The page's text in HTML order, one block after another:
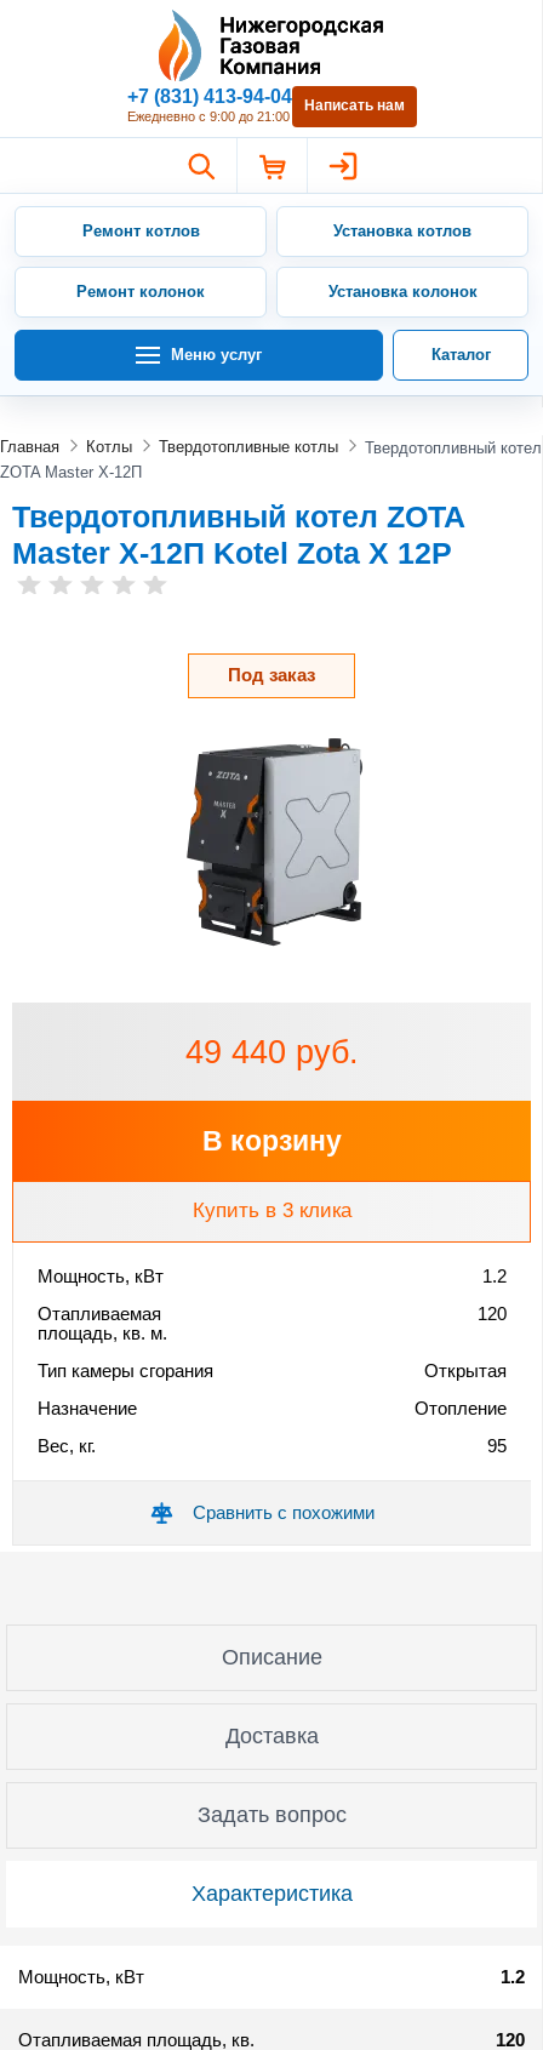
Нижегородская Газовая
+7 (831) 413-94-04
Ежедневно с 9:00 до 21:00
Написать нам
Ремонт котлов Установка котлов
Ремонт колонок Установка колонок
Меню услуг Каталог
Главная Котлы Твердотопливные котлы
Твердотопливный котел
ZOTA Master X-12П
Твердотопливный котел ZOTA
Master X-12П Kotel Zota X 12P
Под заказ
49 440 руб.
В корзину
Купить в 3 клика
Мощность, кВт
1.2
Отапливаемая
площадь, кв. м.
120
Тип камеры сгорания
Открытая
Назначение
Отопление
Вес, кг.
95
Сравнить с похожими
Характеристика
Описание
Доставка
Задать вопрос
Мощность, кВт 1.2
Отапливаемая площадь, кв.
120